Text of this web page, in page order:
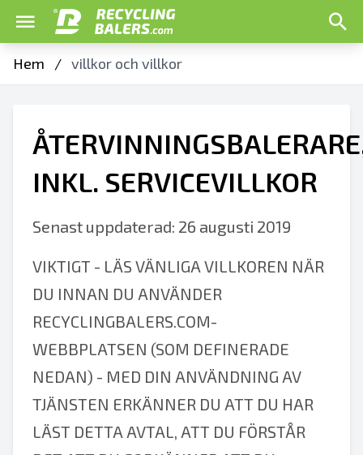
Hem / villkor och villkor
INKL. SERVICEVILLKOR
Senast uppdaterad: 26 augusti 2019
VIKTIGT - LÄS VÄNLIGA VILLKOREN NÄR
DU INNAN DU ANVÄNDER
RECYCLINGBALERS.COM-
WEBBPLATSEN (SOM DEFINERADE
NEDAN) - MED DIN ANVÄNDNING AV
TJÄNSTEN ERKÄNNER DU ATT DU HAR
LÄST DETTA AVTAL, ATT DU FÖRSTÅR